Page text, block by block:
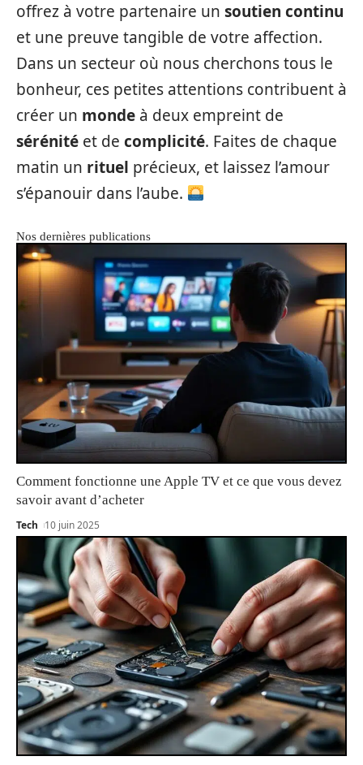
offrez à votre partenaire un soutien continu
et une preuve tangible de votre affection.
Dans un secteur où nous cherchons tous le
bonheur, ces petites attentions contribuent à
créer un monde à deux empreint de
sérénité et de complicité. Faites de chaque
matin un rituel précieux, et laissez l’amour
s’épanouir dans l’aube.
Nos dernières publications
Comment fonctionne une Apple TV et ce que vous devez
savoir avant d’acheter
Tech 10 juin 2025